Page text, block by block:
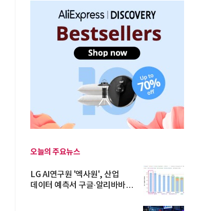
오늘의 주요뉴스
LG AI연구원 '엑사원', 산업
데이터 예측서 구글·알리바바